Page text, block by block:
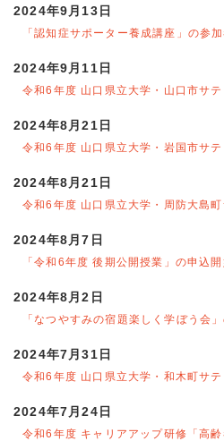
2024年9月13日
「認知症サポーター養成講座」の参
2024年9月11日
令和6年度 山口県立大学・山口市サ
2024年8月21日
令和6年度 山口県立大学・岩国市サ
2024年8月21日
令和6年度 山口県立大学・周防大島
2024年8月7日
「令和6年度 後期公開授業」の申込
2024年8月2日
「なつやすみの宿題楽しく学ぼう会
2024年7月31日
令和6年度 山口県立大学・和木町サ
2024年7月24日
令和6年度 キャリアアップ研修「高